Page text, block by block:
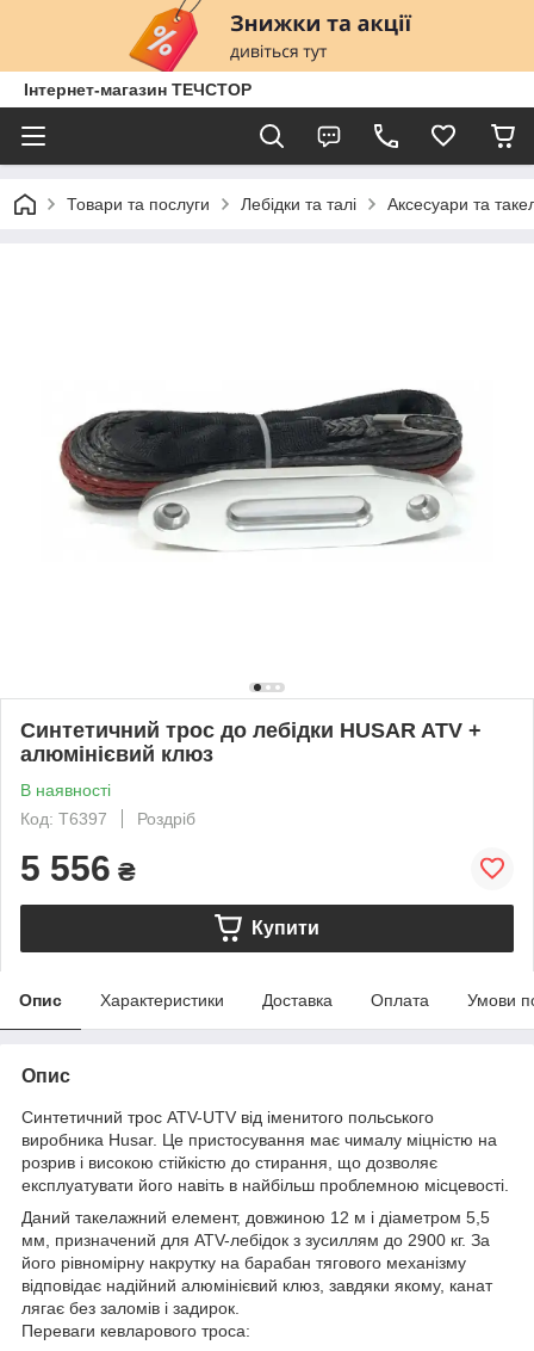
Інтернет-магазин ТЕЧСТОР
Товари та послуги Лебідки та талі Аксесуари та
Синтетичний трос до лебідки HUSAR ATV +
алюмінієвий клюз
В наявності
Код: T6397
Роздріб
5 556 ₴
Купити
Опис Характеристики Доставка Оплата Умови
Опис
Синтетичний трос ATV-UTV від іменитого польського
виробника Husar. Це пристосування має чималу міцністю на
розрив і високою стійкістю до стирання, що дозволяє
експлуатувати його навіть в найбільш проблемною місцевості.
Даний такелажний елемент, довжиною 12 м і діаметром 5,5
мм, призначений для ATV-лебідок з зусиллям до 2900 кг. За
його рівномірну накрутку на барабан тягового механізму
відповідає надійний алюмінієвий клюз, завдяки якому, канат
лягає без заломів і задирок.
Переваги кевларового троса: